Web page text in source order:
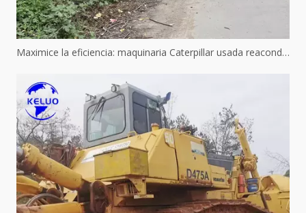
Maximice la eficiencia: maquinaria Caterpillar usada reacondicionada